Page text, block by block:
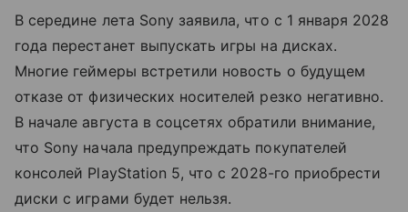
В середине лета Sony заявила, что с 1 января 2028
года перестанет выпускать игры на дисках.
Многие геймеры встретили новость о будущем
отказе от физических носителей резко негативно.
В начале августа в соцсетях обратили внимание,
что Sony начала предупреждать покупателей
консолей PlayStation 5, что с 2028-го приобрести
диски с играми будет нельзя.